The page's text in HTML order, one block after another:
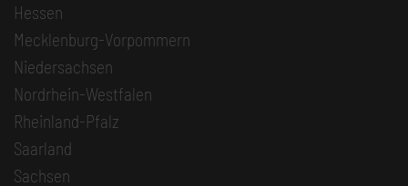
Hessen
Mecklenburg-Vorpommern
Niedersachsen
Nordrhein-Westfalen
Rheinland-Pfalz
Saarland
Sachsen